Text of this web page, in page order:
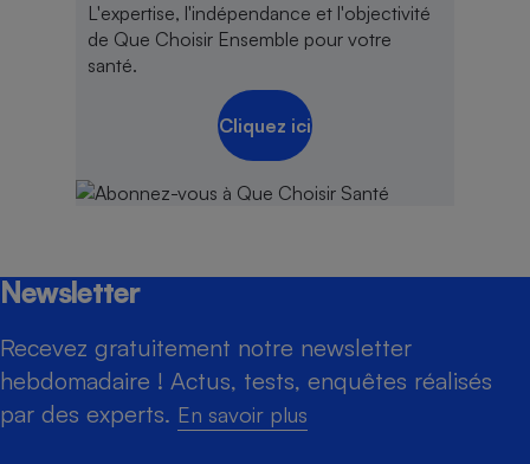
L'expertise, l'indépendance et l'objectivité
de Que Choisir Ensemble pour votre
santé.
Cliquez ici
Newsletter
Recevez gratuitement notre newsletter
hebdomadaire ! Actus, tests, enquêtes réalisés
par des experts. En savoir plus